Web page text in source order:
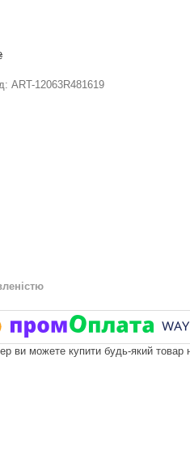
ART-12063R481619
ви можете купити будь-який товар